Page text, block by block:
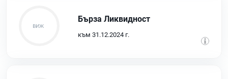
Бърза Ликвидност
към 31.12.2024 г.